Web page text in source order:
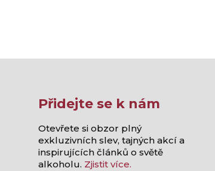
Přidejte se k nám
Otevřete si obzor plný
exkluzivních slev, tajných akcí a
inspirujících článků o světě
alkoholu. Zjistit více.